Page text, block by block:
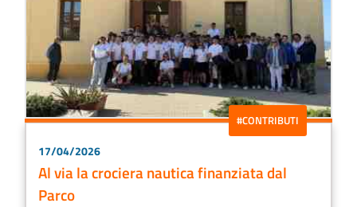
#CONTRIBUTI
17/04/2026
Al via la crociera nautica finanziata dal
Parco